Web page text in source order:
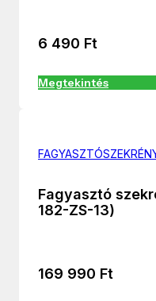
6 490 Ft
Megtekintés
Fagyasztó
182-ZS-13)
169 990 Ft